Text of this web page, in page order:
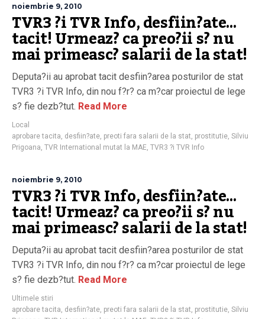
noiembrie 9, 2010
TVR3 ?i TVR Info, desfiin?ate…
tacit! Urmeaz? ca preo?ii s? nu
mai primeasc? salarii de la stat!
Deputa?ii au aprobat tacit desfiin?area posturilor de stat
TVR3 ?i TVR Info, din nou f?r? ca m?car proiectul de lege
s? fie dezb?tut. Read More
Local
aprobare tacita, desfiin?ate, preoti fara salarii de la stat, prostitutie, Silviu
Prigoana, TVR International mutat la MAE, TVR3 ?i TVR Info
noiembrie 9, 2010
TVR3 ?i TVR Info, desfiin?ate…
tacit! Urmeaz? ca preo?ii s? nu
mai primeasc? salarii de la stat!
Deputa?ii au aprobat tacit desfiin?area posturilor de stat
TVR3 ?i TVR Info, din nou f?r? ca m?car proiectul de lege
s? fie dezb?tut. Read More
Ultimele stiri
aprobare tacita, desfiin?ate, preoti fara salarii de la stat, prostitutie, Silviu